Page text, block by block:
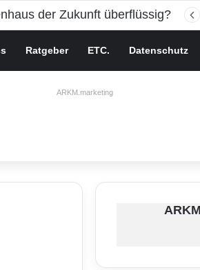
Ratgeber ETC. Datenschutz
ARKM.marketing